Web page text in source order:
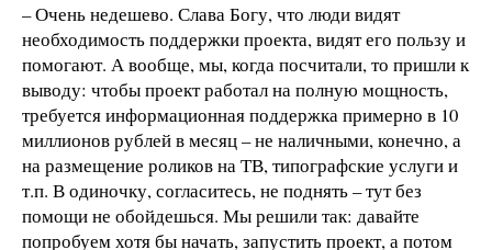
– Очень недешево. Слава Богу, что люди видят
необходимость поддержки проекта, видят его пользу и
помогают. А вообще, мы, когда посчитали, то пришли к
выводу: чтобы проект работал на полную мощность,
требуется информационная поддержка примерно в 10
миллионов рублей в месяц – не наличными, конечно, а
на размещение роликов на ТВ, типографские услуги и
т.п. В одиночку, согласитесь, не поднять – тут без
помощи не обойдешься. Мы решили так: давайте
попробуем хотя бы начать, запустить проект, а потом